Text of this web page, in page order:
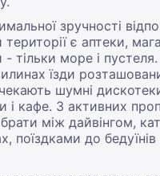
зручності
території є аптеки,
- тільки море і
їзди
шумні
і кафе. З активних
між дайвінгом,
поїздками до